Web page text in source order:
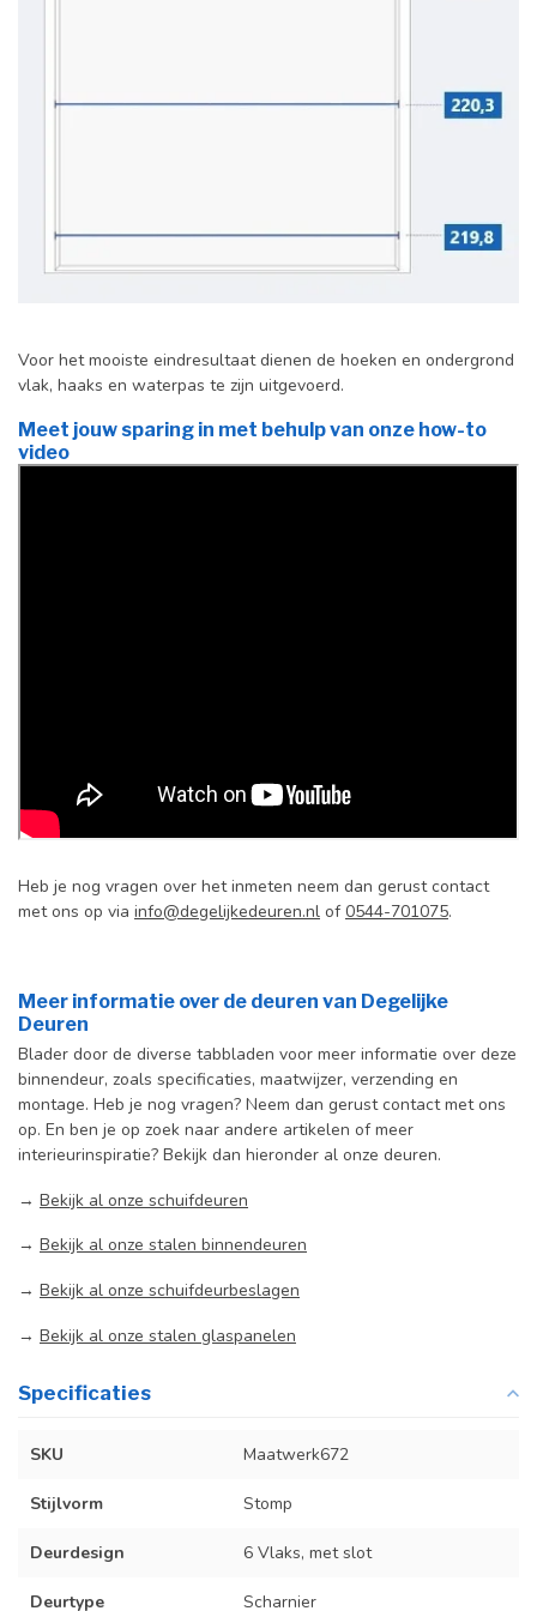
Voor het mooiste eindresultaat dienen de hoeken en ondergrond
vlak, haaks en waterpas te zijn uitgevoerd.
Meet jouw sparing in met behulp van onze how-to
video
Heb je nog vragen over het inmeten neem dan gerust contact
met ons op via info@degelijkedeuren.nl of0544-701075.
Meer informatie over de deuren van Degelijke
Deuren
Blader door de diverse tabbladen voor meer informatie over deze
binnendeur, zoals specificaties, maatwijzer, verzending en
montage. Heb je nog vragen? Neem dan gerust contact met ons
op. En ben je op zoek naar andere artikelen of meer
interieurinspiratie? Bekijk dan hieronder al onze deuren.
→ Bekijk al onze schuifdeuren
→ Bekijk al onze stalen binnendeuren
→ Bekijk al onze schuifdeurbeslagen
→ Bekijk al onze stalen glaspanelen
Specificaties
SKU Maatwerk672
Stijlvorm Stomp
Deurdesign 6 Vlaks, met slot
Deurtype Scharnier